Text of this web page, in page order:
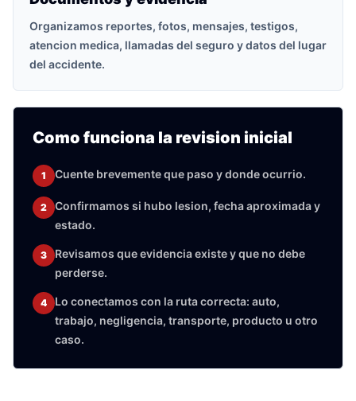
Organizamos reportes, fotos, mensajes, testigos,
atencion medica, llamadas del seguro y datos del lugar
del accidente.
Como funciona la revision inicial
1 Cuente brevemente que paso y donde ocurrio.
2
Confirmamos si hubo lesion, fecha aproximada y
estado.
3
Revisamos que evidencia existe y que no debe
perderse.
4
Lo conectamos con la ruta correcta: auto,
trabajo, negligencia, transporte, producto u otro
caso.